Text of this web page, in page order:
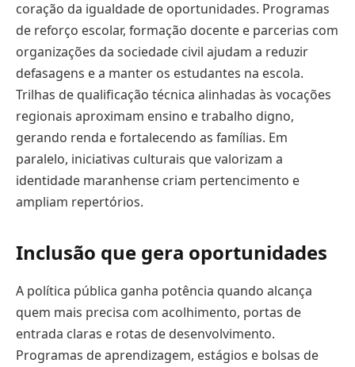
coração da igualdade de oportunidades. Programas
de reforço escolar, formação docente e parcerias com
organizações da sociedade civil ajudam a reduzir
defasagens e a manter os estudantes na escola.
Trilhas de qualificação técnica alinhadas às vocações
regionais aproximam ensino e trabalho digno,
gerando renda e fortalecendo as famílias. Em
paralelo, iniciativas culturais que valorizam a
identidade maranhense criam pertencimento e
ampliam repertórios.
Inclusão que gera oportunidades
A política pública ganha potência quando alcança
quem mais precisa com acolhimento, portas de
entrada claras e rotas de desenvolvimento.
Programas de aprendizagem, estágios e bolsas de